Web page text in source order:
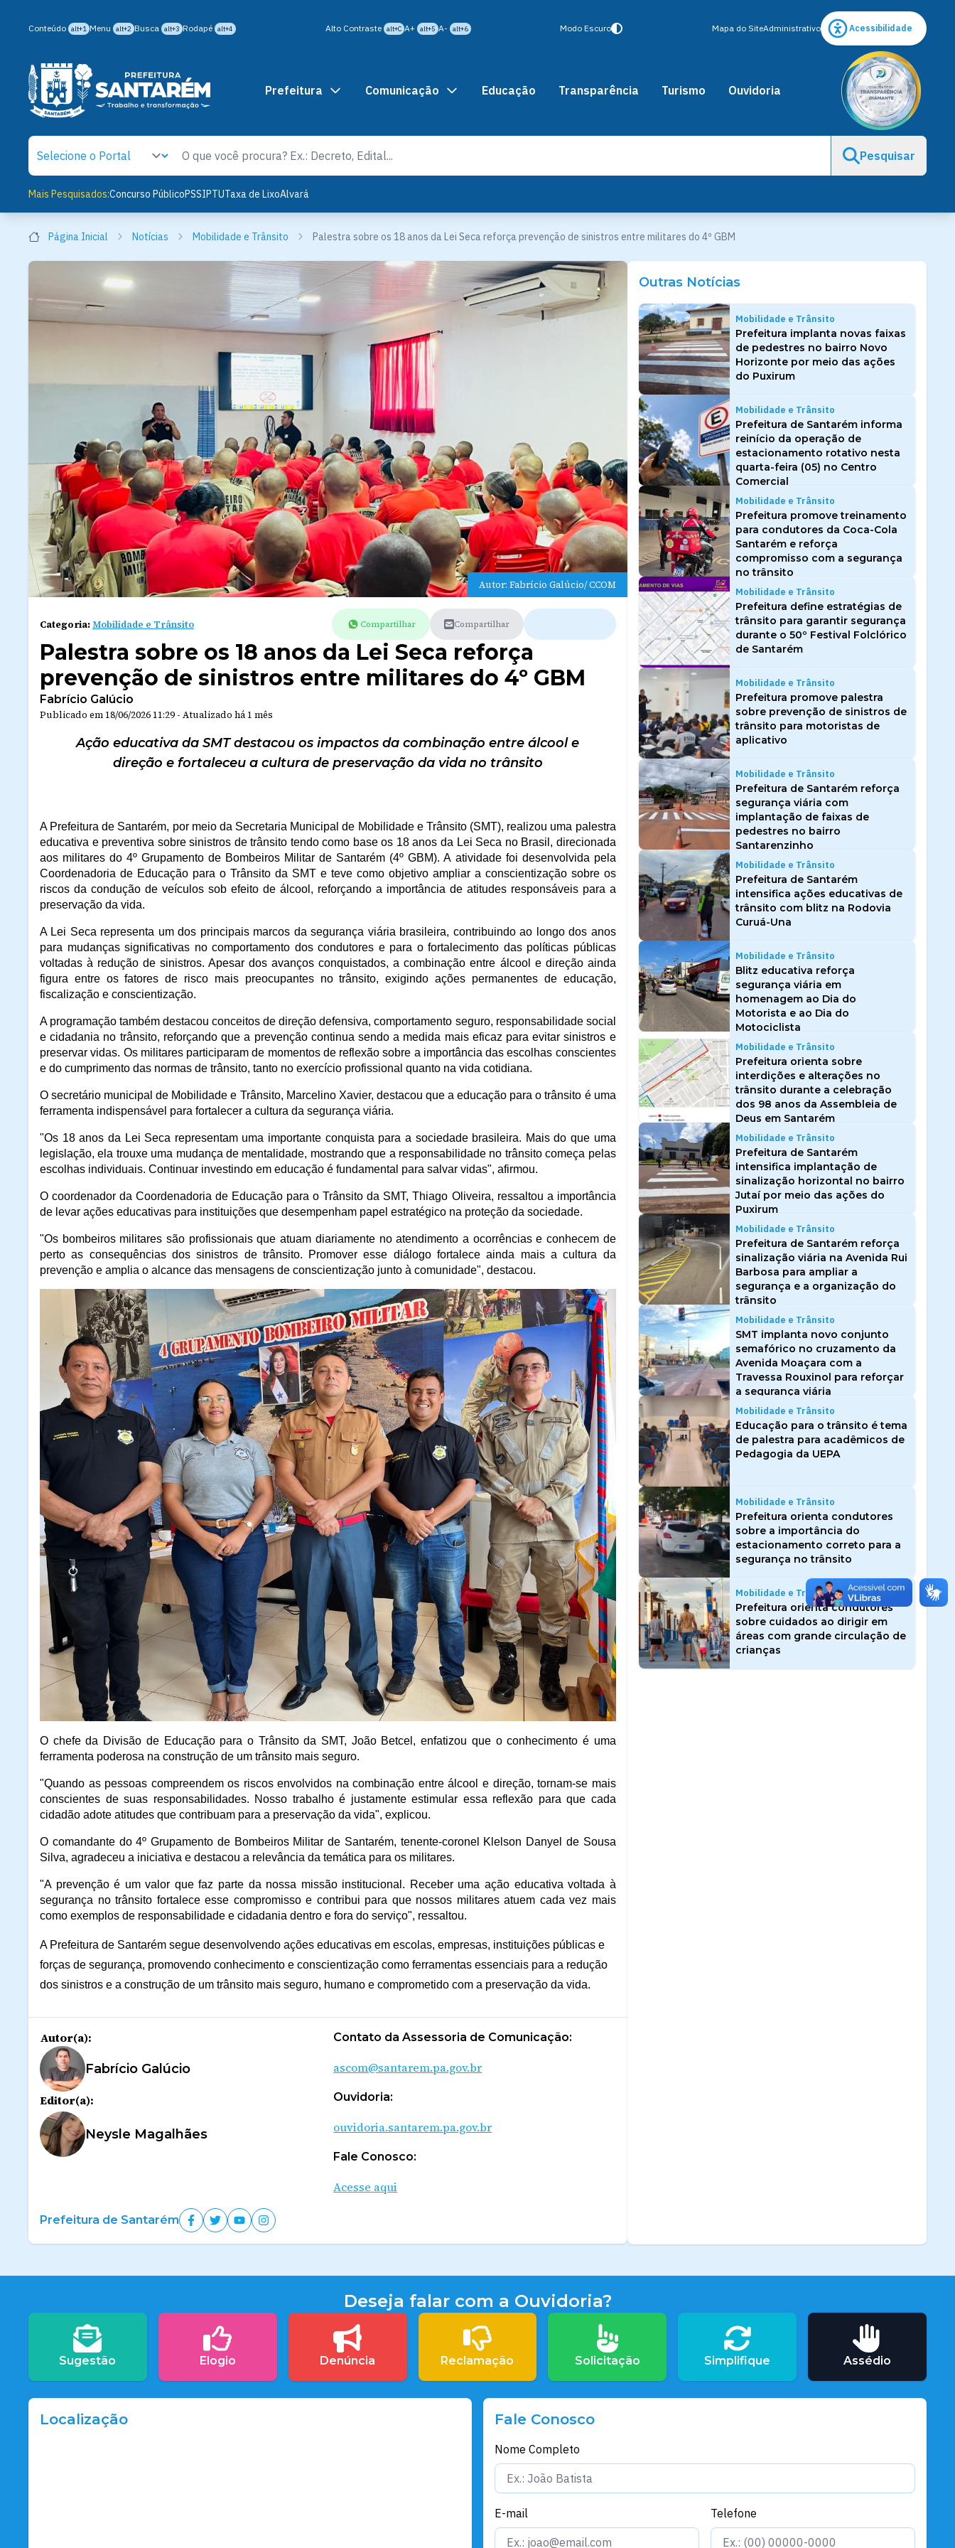
Conteúdo alt+1 Menu alt+2 Busca alt+3 Rodapé alt+4 Alto Contraste alt+C A+ alt+5 A- alt+6 Modo Escuro Mapa do SiteAdministrativo Acessibilidade
Prefeitura Comunicação Educação Transparência Turismo Ouvidoria
Pesquisar
Mais Pesquisados:Concurso PúblicoPSSIPTUTaxa de LixoAlvará
Página Inicial Notícias Mobilidade e Trânsito Palestra sobre os 18 anos da Lei Seca reforça prevenção de sinistros entre militares do 4º GBM
Autor: Fabrício Galúcio/ CCOM
Categoria:Mobilidade e Trânsito Compartilhar Compartilhar
Palestra sobre os 18 anos da Lei Seca reforça
prevenção de sinistros entre militares do 4º GBM
Fabrício Galúcio
Publicado em 18/06/2026 11:29 - Atualizado há 1 mês
Ação educativa da SMT destacou os impactos da combinação entre álcool e
direção e fortaleceu a cultura de preservação da vida no trânsito
A Prefeitura de Santarém, por meio da Secretaria Municipal de Mobilidade e Trânsito (SMT), realizou uma palestra
educativa e preventiva sobre sinistros de trânsito tendo como base os 18 anos da Lei Seca no Brasil, direcionada
aos militares do 4º Grupamento de Bombeiros Militar de Santarém (4º GBM). A atividade foi desenvolvida pela
Coordenadoria de Educação para o Trânsito da SMT e teve como objetivo ampliar a conscientização sobre os
riscos da condução de veículos sob efeito de álcool, reforçando a importância de atitudes responsáveis para a
preservação da vida.
A Lei Seca representa um dos principais marcos da segurança viária brasileira, contribuindo ao longo dos anos
para mudanças significativas no comportamento dos condutores e para o fortalecimento das políticas públicas
voltadas à redução de sinistros. Apesar dos avanços conquistados, a combinação entre álcool e direção ainda
figura entre os fatores de risco mais preocupantes no trânsito, exigindo ações permanentes de educação,
fiscalização e conscientização.
A programação também destacou conceitos de direção defensiva, comportamento seguro, responsabilidade social
e cidadania no trânsito, reforçando que a prevenção continua sendo a medida mais eficaz para evitar sinistros e
preservar vidas. Os militares participaram de momentos de reflexão sobre a importância das escolhas conscientes
e do cumprimento das normas de trânsito, tanto no exercício profissional quanto na vida cotidiana.
O secretário municipal de Mobilidade e Trânsito, Marcelino Xavier, destacou que a educação para o trânsito é uma
ferramenta indispensável para fortalecer a cultura da segurança viária.
"Os 18 anos da Lei Seca representam uma importante conquista para a sociedade brasileira. Mais do que uma
legislação, ela trouxe uma mudança de mentalidade, mostrando que a responsabilidade no trânsito começa pelas
escolhas individuais. Continuar investindo em educação é fundamental para salvar vidas", afirmou.
O coordenador da Coordenadoria de Educação para o Trânsito da SMT, Thiago Oliveira, ressaltou a importância
de levar ações educativas para instituições que desempenham papel estratégico na proteção da sociedade.
"Os bombeiros militares são profissionais que atuam diariamente no atendimento a ocorrências e conhecem de
perto as consequências dos sinistros de trânsito. Promover esse diálogo fortalece ainda mais a cultura da
prevenção e amplia o alcance das mensagens de conscientização junto à comunidade", destacou.
O chefe da Divisão de Educação para o Trânsito da SMT, João Betcel, enfatizou que o conhecimento é uma
ferramenta poderosa na construção de um trânsito mais seguro.
"Quando as pessoas compreendem os riscos envolvidos na combinação entre álcool e direção, tornam-se mais
conscientes de suas responsabilidades. Nosso trabalho é justamente estimular essa reflexão para que cada
cidadão adote atitudes que contribuam para a preservação da vida", explicou.
O comandante do 4º Grupamento de Bombeiros Militar de Santarém, tenente-coronel Klelson Danyel de Sousa
Silva, agradeceu a iniciativa e destacou a relevância da temática para os militares.
"A prevenção é um valor que faz parte da nossa missão institucional. Receber uma ação educativa voltada à
segurança no trânsito fortalece esse compromisso e contribui para que nossos militares atuem cada vez mais
como exemplos de responsabilidade e cidadania dentro e fora do serviço", ressaltou.
A Prefeitura de Santarém segue desenvolvendo ações educativas em escolas, empresas, instituições públicas e
forças de segurança, promovendo conhecimento e conscientização como ferramentas essenciais para a redução
dos sinistros e a construção de um trânsito mais seguro, humano e comprometido com a preservação da vida.
Autor(a):
Fabrício Galúcio
Editor(a):
Neysle Magalhães
Contato da Assessoria de Comunicação:
ascom@santarem.pa.gov.br
Ouvidoria:
ouvidoria.santarem.pa.gov.br
Fale Conosco:
Acesse aqui
Prefeitura de Santarém
Outras Notícias
Mobilidade e Trânsito
Prefeitura implanta novas faixas
de pedestres no bairro Novo
Horizonte por meio das ações
do Puxirum
Mobilidade e Trânsito
Prefeitura de Santarém informa
reinício da operação de
estacionamento rotativo nesta
quarta-feira (05) no Centro
Comercial
Mobilidade e Trânsito
Prefeitura promove treinamento
para condutores da Coca-Cola
Santarém e reforça
compromisso com a segurança
no trânsito
Mobilidade e Trânsito
Prefeitura define estratégias de
trânsito para garantir segurança
durante o 50º Festival Folclórico
de Santarém
Mobilidade e Trânsito
Prefeitura promove palestra
sobre prevenção de sinistros de
trânsito para motoristas de
aplicativo
Mobilidade e Trânsito
Prefeitura de Santarém reforça
segurança viária com
implantação de faixas de
pedestres no bairro
Santarenzinho
Mobilidade e Trânsito
Prefeitura de Santarém
intensifica ações educativas de
trânsito com blitz na Rodovia
Curuá-Una
Mobilidade e Trânsito
Blitz educativa reforça
segurança viária em
homenagem ao Dia do
Motorista e ao Dia do
Motociclista
Mobilidade e Trânsito
Prefeitura orienta sobre
interdições e alterações no
trânsito durante a celebração
dos 98 anos da Assembleia de
Deus em Santarém
Mobilidade e Trânsito
Prefeitura de Santarém
intensifica implantação de
sinalização horizontal no bairro
Jutaí por meio das ações do
Puxirum
Mobilidade e Trânsito
Prefeitura de Santarém reforça
sinalização viária na Avenida Rui
Barbosa para ampliar a
segurança e a organização do
trânsito
Mobilidade e Trânsito
SMT implanta novo conjunto
semafórico no cruzamento da
Avenida Moaçara com a
Travessa Rouxinol para reforçar
a segurança viária
Mobilidade e Trânsito
Educação para o trânsito é tema
de palestra para acadêmicos de
Pedagogia da UEPA
Mobilidade e Trânsito
Prefeitura orienta condutores
sobre a importância do
estacionamento correto para a
segurança no trânsito
Mobilidade e Trânsito
Prefeitura orienta condutores
sobre cuidados ao dirigir em
áreas com grande circulação de
crianças
Deseja falar com a Ouvidoria?
Sugestão Elogio Denúncia Reclamação Solicitação Simplifique Assédio
Localização Fale Conosco
Nome Completo
E-mail Telefone